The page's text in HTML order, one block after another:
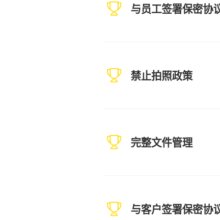
与员工签署保密协
禁止拍照政策
完整文件管理
与客户签署保密协